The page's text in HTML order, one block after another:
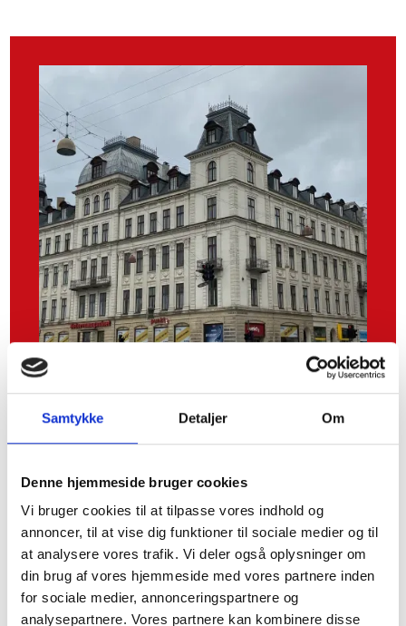
Samtykke Detaljer Om
Denne hjemmeside bruger cookies
Vi bruger cookies til at tilpasse vores indhold og
annoncer, til at vise dig funktioner til sociale medier og til
at analysere vores trafik. Vi deler også oplysninger om
din brug af vores hjemmeside med vores partnere inden
for sociale medier, annonceringspartnere og
analysepartnere. Vores partnere kan kombinere disse
Tilmeld dig vores
den første til at få
skattenyt